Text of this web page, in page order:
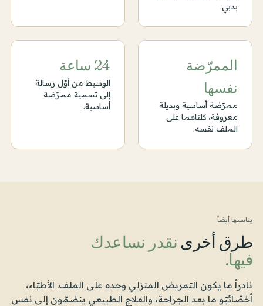
بدبي.
الممرّضة
نفسها
ممرّضة أساسية وبديلة
معروفة، كلتاهما على
الملف نفسه.
24 ساعة
الوسيط من أوّل رسالة
إلى تسمية ممرّضة
أساسية.
يناسبها أيضاً
طرق أخرى نقدر نساعدك
فيها.
نادراً ما يكون التمريض المنزلي وحده على الملف. الأطبّاء،
أخصّائيّو ما بعد الجراحة، والعلاج الطبيعي ينضمّون إلى نفس